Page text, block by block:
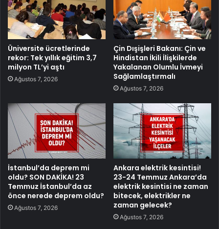
Üniversite ücretlerinde
rekor: Tek yıllık eğitim 3,7
milyon TL’yi aştı
Ağustos 7, 2026
Çin Dışişleri Bakanı: Çin ve
Hindistan İkili İlişkilerde
Yakalanan Olumlu İvmeyi
Sağlamlaştırmalı
Ağustos 7, 2026
İstanbul’da deprem mi
oldu? SON DAKİKA! 23
Temmuz İstanbul’da az
önce nerede deprem oldu?
Ağustos 7, 2026
Ankara elektrik kesintisi!
23-24 Temmuz Ankara’da
elektrik kesintisi ne zaman
bitecek, elektrikler ne
zaman gelecek?
Ağustos 7, 2026